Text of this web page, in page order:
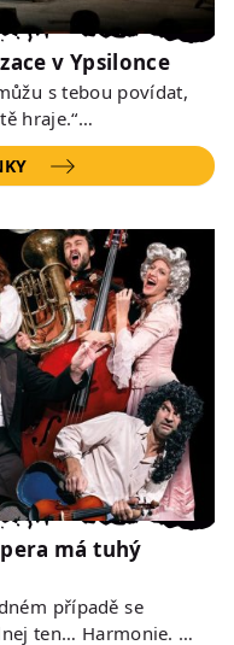
v Ypsilonce
s tebou povídat,
hraje.“…
má tuhý
případě se
ten… Harmonie. …